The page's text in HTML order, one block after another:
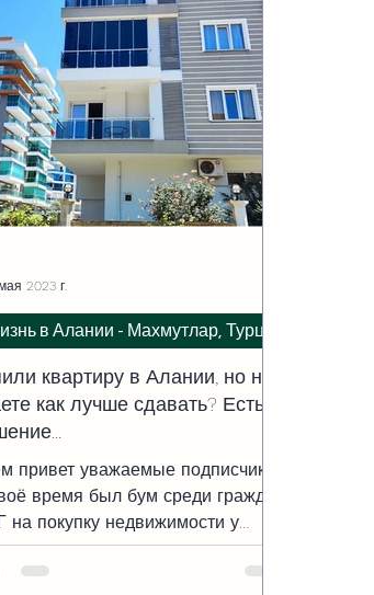
Недвижимость в Турции
квартиру в Алании, но не
как лучше сдавать? Есть
привет уважаемые подписчики!!!
время был бум среди граждан
на покупку недвижимости у
Реклама риэлторов звучала...
в Алании - Махмутлар, Турция
2023 г.